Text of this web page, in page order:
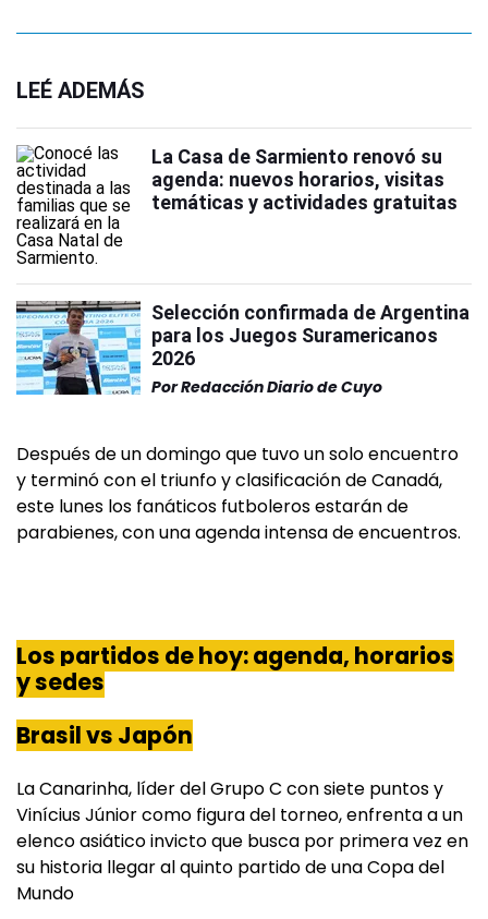
LEÉ ADEMÁS
La Casa de Sarmiento renovó su
agenda: nuevos horarios, visitas
temáticas y actividades gratuitas
Selección confirmada de Argentina
para los Juegos Suramericanos
2026
PorRedacción Diario de Cuyo
Después de un domingo que tuvo un solo encuentro
y terminó con el triunfo y clasificación de Canadá,
este lunes los fanáticos futboleros estarán de
parabienes, con una agenda intensa de encuentros.
Los partidos de hoy: agenda, horarios
y sedes
Brasil vs Japón
La Canarinha, líder del Grupo C con siete puntos y
Vinícius Júnior como figura del torneo, enfrenta a un
elenco asiático invicto que busca por primera vez en
su historia llegar al quinto partido de una Copa del
Mundo